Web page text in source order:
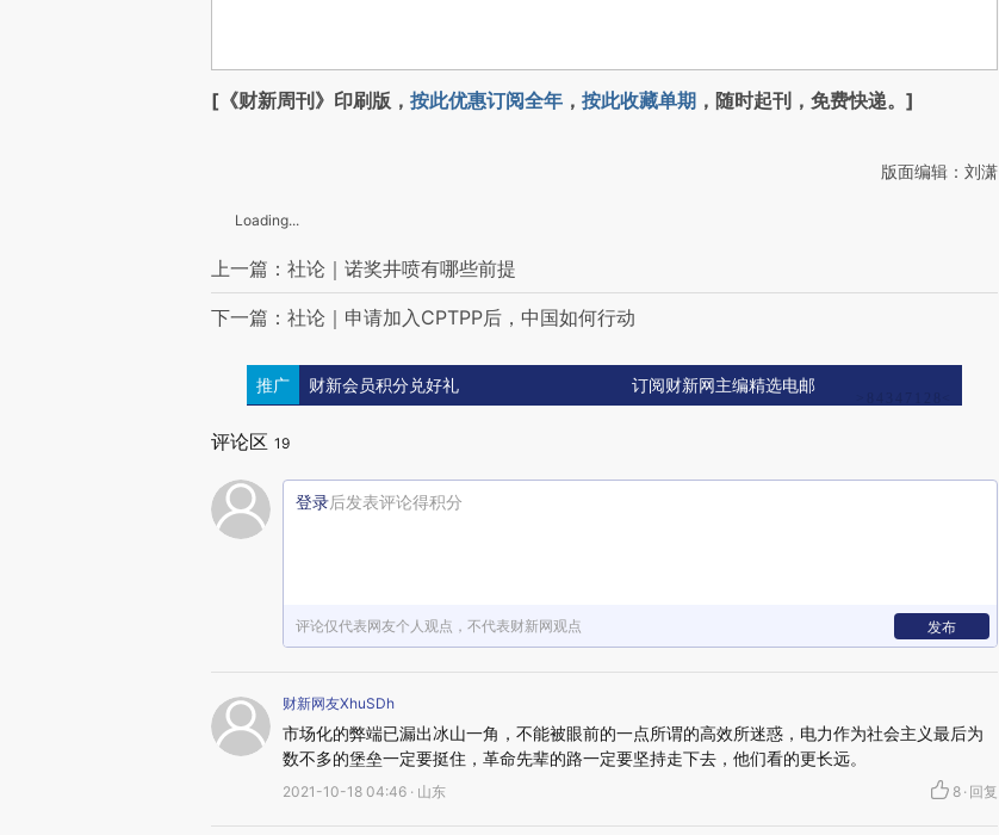
[《财新周刊》印刷版， 按此优惠订阅全年 ， 按此收藏单期 ，随时起刊，免费快递。]
版面编辑：刘潇
Loading...
上一篇：社论｜诺奖井喷有哪些前提
下一篇：社论｜申请加入CPTPP后，中国如何行动
推广 财新会员积分兑好礼 订阅财新网主编精选电邮
评论区 19
登录后发表评论得积分
评论仅代表网友个人观点，不代表财新网观点 发布
财新网友XhuSDh
市场化的弊端已漏出冰山一角，不能被眼前的一点所谓的高效所迷惑，电力作为社会主义最后为
数不多的堡垒一定要挺住，革命先辈的路一定要坚持走下去，他们看的更长远。
2021-10-18 04:46 · 山东 8 · 回复